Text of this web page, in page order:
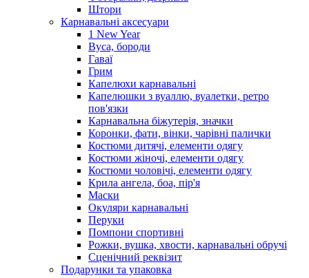
Штори
Карнавальні аксесуари
1 New Year
Вуса, бороди
Гаваї
Грим
Капелюхи карнавальні
Капелюшки з вуаллю, вуалетки, ретро
пов'язки
Карнавальна біжутерія, значки
Коронки, фати, вінки, чарівні палички
Костюми дитячі, елементи одягу
Костюми жіночі, елементи одягу
Костюми чоловічі, елементи одягу
Крила ангела, боа, пір'я
Маски
Окуляри карнавальні
Перуки
Помпони спортивні
Рожки, вушка, хвости, карнавальні обручі
Сценічний реквізит
Подарунки та упаковка